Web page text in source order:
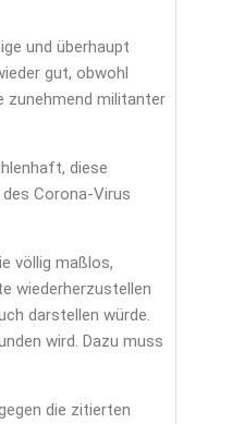
und überhaupt
gut, obwohl
zunehmend militanter
diese
Corona-Virus
völlig maßlos,
wiederherzustellen
darstellen würde.
wird. Dazu muss
die zitierten